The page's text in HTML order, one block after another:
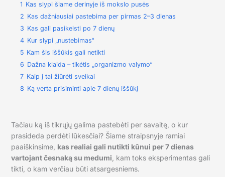
1 Kas slypi šiame derinyje iš mokslo pusės
2 Kas dažniausiai pastebima per pirmas 2–3 dienas
3 Kas gali pasikeisti po 7 dienų
4 Kur slypi „nustebimas“
5 Kam šis iššūkis gali netikti
6 Dažna klaida – tikėtis „organizmo valymo“
7 Kaip į tai žiūrėti sveikai
8 Ką verta prisiminti apie 7 dienų iššūkį
Tačiau ką iš tikrųjų galima pastebėti per savaitę, o kur
prasideda perdėti lūkesčiai? Šiame straipsnyje ramiai
paaiškinsime, kas realiai gali nutikti kūnui per 7 dienas
vartojant česnaką su medumi , kam toks eksperimentas gali
tikti, o kam verčiau būti atsargesniems.